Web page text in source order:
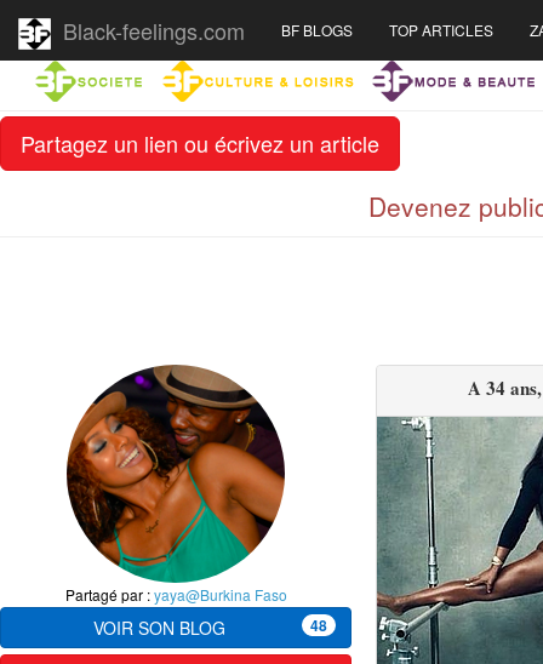
Partagez un lien ou écrivez un article
Black-feelings.com BF BLOGS TOP ARTICLES
Devenez
A 34
Partagé par :yaya@Burkina Faso
VOIR SON BLOG 48